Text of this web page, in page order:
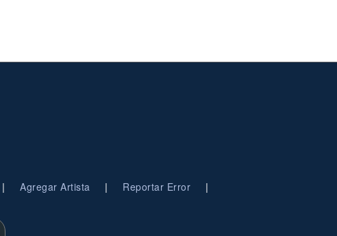
| Agregar Artista | Reportar Error |